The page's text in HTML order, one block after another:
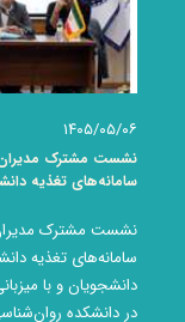
۱۴۰۵/۰۵/۰۶
نشست مشترک مدیران
سامانه‌های تغذیه
نشست مشترک مدیران
سامانه‌های تغذیه
دانشجویان و با
در دانشکده